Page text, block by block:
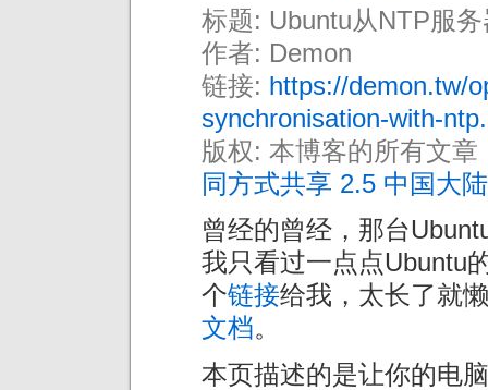
标题: Ubuntu从NTP服
作者: Demon
链接: https://demon.tw/
synchronisation-with-
版权: 本博客的所有文章
同方式共享 2.5 中国大陆
曾经的曾经，那台
我只看过一点点Ubuntu
个链接给我，太长了就
文档。
本页描述的是让你的电